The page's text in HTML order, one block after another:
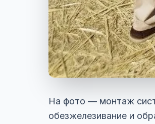
На фото — монтаж
обезжелезивание и